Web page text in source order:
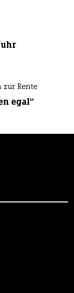
Rente
egal“